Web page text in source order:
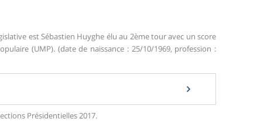
est Sébastien Huyghe élu au 2ème tour avec un score
(UMP). (date de naissance : 25/10/1969, profession :
Présidentielles 2017.